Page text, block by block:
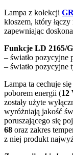
Lampa z kolekcji
kloszem, który
zapewniając
Funkcje LD 2165/
– światło pozycyjne
– światło pozycyjne
Lampa ta cechuje
poborem energii (12
zostały użyte
wyróżniają jakość
poruszającego się
68 oraz zakres
z niej produkt